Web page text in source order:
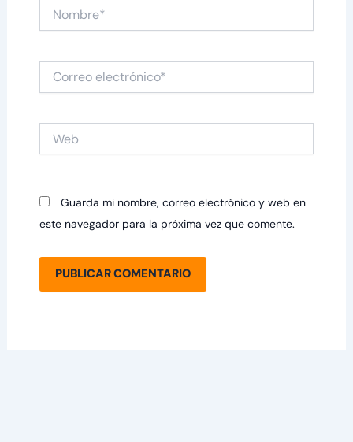
Nombre*
electrónico*
Guarda mi nombre, correo electrónico y web en
este navegador para la próxima vez que comente.